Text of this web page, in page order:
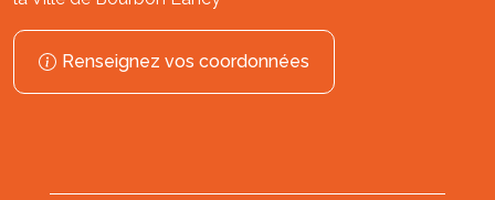
Renseignez vos coordonnées